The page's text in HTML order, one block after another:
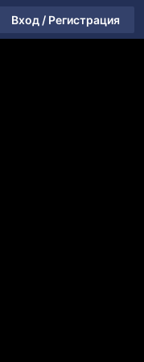
Вход / Регистрация